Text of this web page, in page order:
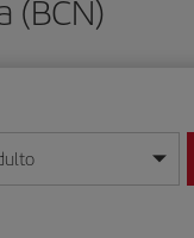
(BCN)
mes/año